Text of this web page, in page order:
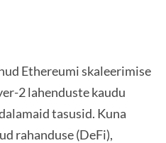
Ethereumi skaleerimise
2 lahenduste kaudu
tasusid. Kuna
rahanduse (DeFi),